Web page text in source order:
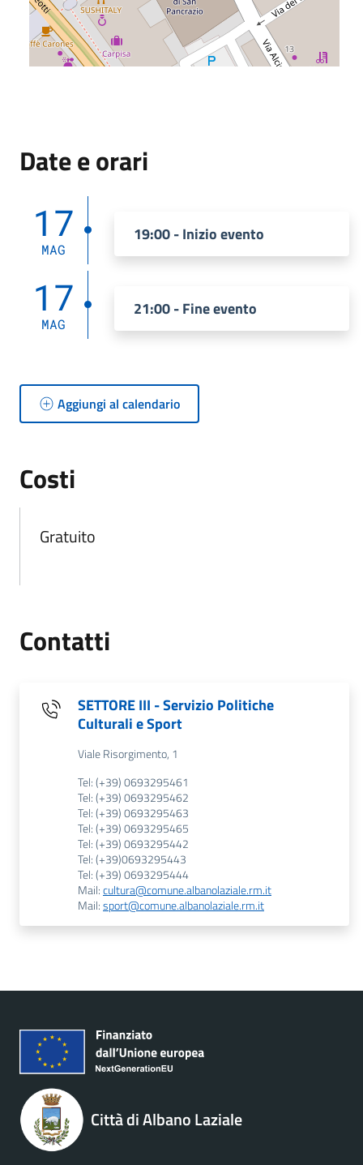
Date e orari
17
MAG
19:00 - Inizio evento
17
MAG
21:00 - Fine evento
Aggiungi al calendario
Costi
Gratuito
Contatti
SETTORE III - Servizio Politiche
Culturali e Sport
Viale Risorgimento, 1
Tel: (+39) 0693295461
Tel: (+39) 0693295462
Tel: (+39) 0693295463
Tel: (+39) 0693295465
Tel: (+39) 0693295442
Tel: (+39)0693295443
Tel: (+39) 0693295444
Mail:cultura@comune.albanolaziale.rm.it
Mail:sport@comune.albanolaziale.rm.it
Città di Albano Laziale